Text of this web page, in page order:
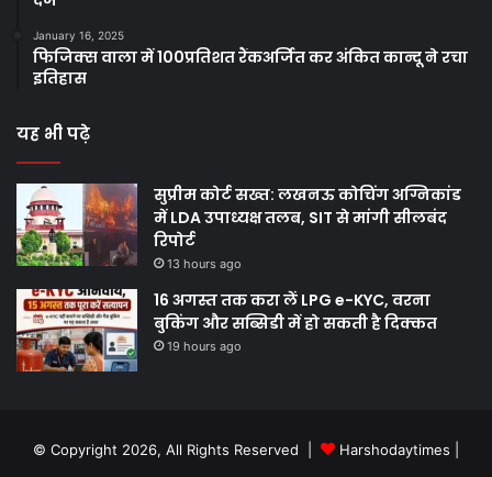
January 16, 2025
फिजिक्स वाला में 100प्रतिशत रैंकअर्जित कर अंकित कान्दू ने रचा
इतिहास
यह भी पढ़े
सुप्रीम कोर्ट सख्त: लखनऊ कोचिंग अग्निकांड
में LDA उपाध्यक्ष तलब, SIT से मांगी सीलबंद
रिपोर्ट
13 hours ago
16 अगस्त तक करा लें LPG e-KYC, वरना
बुकिंग और सब्सिडी में हो सकती है दिक्कत
19 hours ago
© Copyright 2026, All Rights Reserved | Harshodaytimes